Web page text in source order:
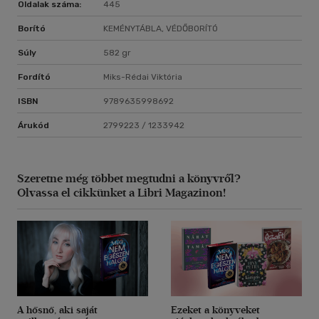
Oldalak száma: 445
Borító KEMÉNYTÁBLA, VÉDŐBORÍTÓ
Súly 582 gr
Fordító Miks-Rédai Viktória
ISBN 9789635998692
Árukód 2799223 / 1233942
Szeretne még többet megtudni a könyvről?
Olvassa el cikkünket a Libri Magazinon!
A hősnő, aki saját
Ezeket a könyveket